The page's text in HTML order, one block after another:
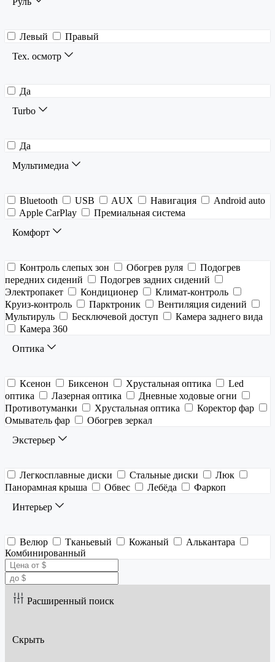
Левый
Правый
Тех. осмотр
Да
Turbo
Да
Мультимедиа
Bluetooth USB AUX Навигация
Android auto
Apple CarPlay
Премиальная система
Комфорт
Контроль слепых зон Обогрев руля
Подогрев
передних сидений
Подогрев задних сидений
Электропакет
Кондиционер
Климат-контроль
Круиз-контроль
Парктроник
Вентиляция сидений
Мультируль
Бесключевой доступ
Камера заднего вида
Камера 360
Оптика
Ксенон Биксенон Хрустальная оптика
Led
оптика
Лазерная оптика
Дневные ходовые огни
Противотуманки
Хрустальная оптика
Коректор фар
Омыватель фар
Обогрев зеркал
Экстерьер
Легкосплавные диски Стальные диски
Люк
Панорамная крыша
Обвес Лебёда
Фаркоп
Интерьер
Велюр Тканьевый Кожаный
Алькантара
Комбинированный
Расширенный поиск
Скрыть